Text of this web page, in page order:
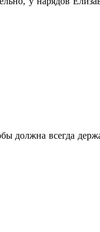
должна всегда